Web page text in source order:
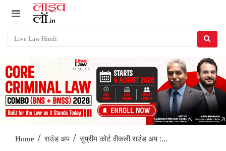
Home / राउंड अप / सुप्रीम कोर्ट वीकली राउंड अप :...